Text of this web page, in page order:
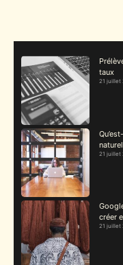
taux
21 juillet
naturel
21 juillet
créer
21 juillet